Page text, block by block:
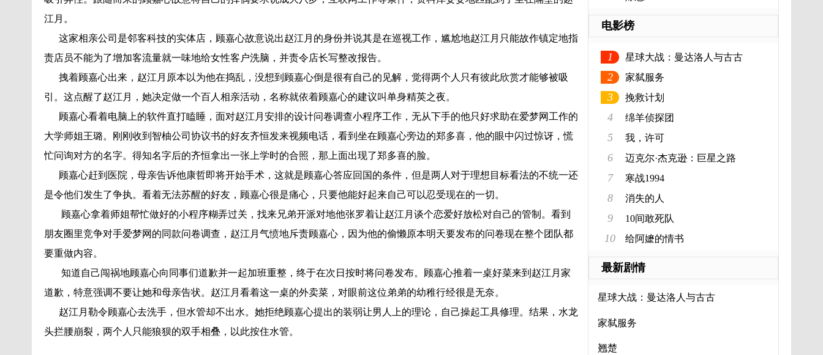
江月。
这家相亲公司是邻客科技的实体店，顾嘉心故意说出赵江月的身份并说其是在巡视工作，尴尬地赵江月只能故作镇定地指
责店员不能为了增加客流量就一味地给女性客户洗脑，并责令店长写整改报告。
拽着顾嘉心出来，赵江月原本以为他在捣乱，没想到顾嘉心倒是很有自己的见解，觉得两个人只有彼此欣赏才能够被吸
引。这点醒了赵江月，她决定做一个百人相亲活动，名称就依着顾嘉心的建议叫单身精英之夜。
顾嘉心看着电脑上的软件直打瞌睡，面对赵江月安排的设计问卷调查小程序工作，无从下手的他只好求助在爱梦网工作的
大学师姐王璐。刚刚收到智柚公司协议书的好友齐恒发来视频电话，看到坐在顾嘉心旁边的郑多喜，他的眼中闪过惊讶，慌
忙问询对方的名字。得知名字后的齐恒拿出一张上学时的合照，那上面出现了郑多喜的脸。
顾嘉心赶到医院，母亲告诉他康哲即将开始手术，这就是顾嘉心答应回国的条件，但是两人对于理想目标看法的不统一还
是令他们发生了争执。看着无法苏醒的好友，顾嘉心很是痛心，只要他能好起来自己可以忍受现在的一切。
顾嘉心拿着师姐帮忙做好的小程序糊弄过关，找来兄弟开派对地他张罗着让赵江月谈个恋爱好放松对自己的管制。看到
朋友圈里竞争对手爱梦网的同款问卷调查，赵江月气愤地斥责顾嘉心，因为他的偷懒原本明天要发布的问卷现在整个团队都
要重做内容。
知道自己闯祸地顾嘉心向同事们道歉并一起加班重整，终于在次日按时将问卷发布。顾嘉心推着一桌好菜来到赵江月家
道歉，特意强调不要让她和母亲告状。赵江月看着这一桌的外卖菜，对眼前这位弟弟的幼稚行经很是无奈。
赵江月勒令顾嘉心去洗手，但水管却不出水。她拒绝顾嘉心提出的装弱让男人上的理论，自己操起工具修理。结果，水龙
头拦腰崩裂，两个人只能狼狈的双手相叠，以此按住水管。
电影榜
1 星球大战：曼达洛人与古古
2 家弑服务
3 挽救计划
4 绵羊侦探团
5 我，许可
6 迈克尔·杰克逊：巨星之路
7 寒战1994
8 消失的人
9 10间敢死队
10 给阿嬷的情书
最新剧情
星球大战：曼达洛人与古古
家弑服务
翘楚